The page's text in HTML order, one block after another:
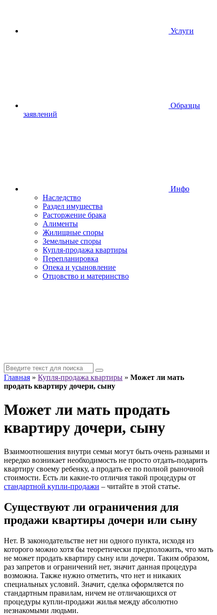
Услуги
Образцы
заявлений
Инфо
Наследство
Раздел имущества
Расторжение брака
Алименты
Жилищные споры
Земельные споры
Купля-продажа квартиры
Перепланировка
Опека и усыновление
Отцовство и материнство
Главная » Купля-продажа квартиры » Может ли мать
продать квартиру дочери, сыну
Может ли мать продать
квартиру дочери, сыну
Взаимоотношения внутри семьи могут быть очень разными и
нередко возникает необходимость не просто отдать-подарить
квартиру своему ребенку, а продать ее по полной рыночной
стоимости. Есть ли какие-то отличия такой процедуры от
стандартной купли-продажи – читайте в этой статье.
Существуют ли ограничения для
продажи квартиры дочери или сыну
Нет. В законодательстве нет ни одного пункта, исходя из
которого можно хотя бы теоретически предположить, что мать
не может продать квартиру сыну или дочери. Таким образом,
раз запретов и ограничений нет, значит данная процедура
возможна. Также нужно отметить, что нет и никаких
специальных условий. Значит, сделка оформляется по
стандартным правилам, ничем не отличающихся от
процедуры купли-продажи жилья между абсолютно
незнакомыми людьми.